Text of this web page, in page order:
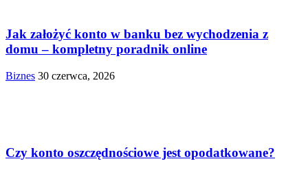
Jak założyć konto w banku bez wychodzenia z
domu – kompletny poradnik online
Biznes 30 czerwca, 2026
Czy konto oszczędnościowe jest opodatkowane?